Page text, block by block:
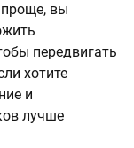
вы
передвигать
хотите
и
лучше